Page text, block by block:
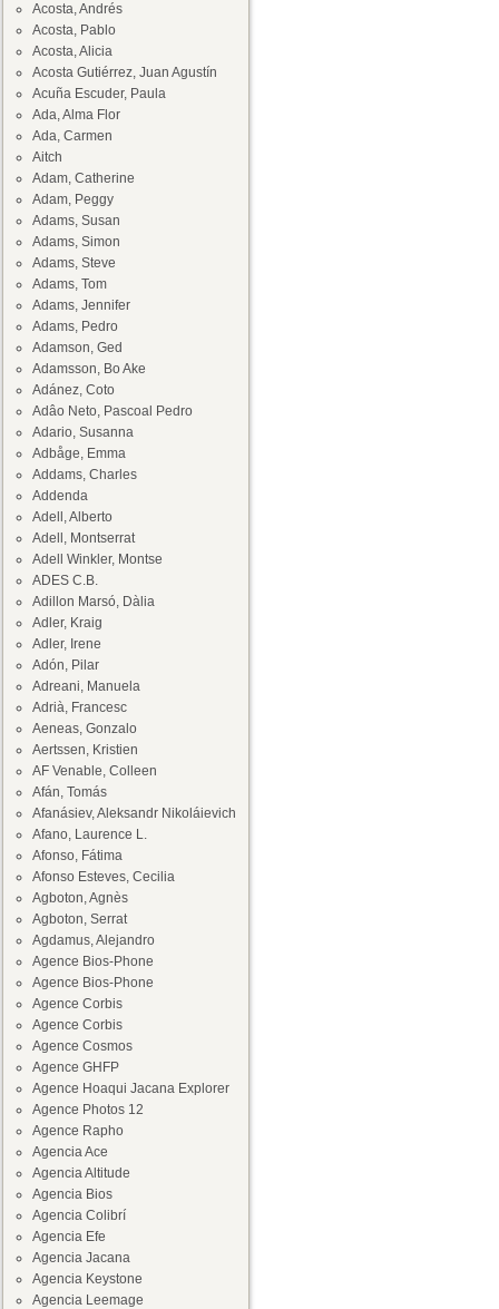
Acosta, Andrés
Acosta, Pablo
Acosta, Alicia
Acosta Gutiérrez, Juan Agustín
Acuña Escuder, Paula
Ada, Alma Flor
Ada, Carmen
Aitch
Adam, Catherine
Adam, Peggy
Adams, Susan
Adams, Simon
Adams, Steve
Adams, Tom
Adams, Jennifer
Adams, Pedro
Adamson, Ged
Adamsson, Bo Ake
Adánez, Coto
Adâo Neto, Pascoal Pedro
Adario, Susanna
Adbåge, Emma
Addams, Charles
Addenda
Adell, Alberto
Adell, Montserrat
Adell Winkler, Montse
ADES C.B.
Adillon Marsó, Dàlia
Adler, Kraig
Adler, Irene
Adón, Pilar
Adreani, Manuela
Adrià, Francesc
Aeneas, Gonzalo
Aertssen, Kristien
AF Venable, Colleen
Afán, Tomás
Afanásiev, Aleksandr Nikoláievich
Afano, Laurence L.
Afonso, Fátima
Afonso Esteves, Cecilia
Agboton, Agnès
Agboton, Serrat
Agdamus, Alejandro
Agence Bios-Phone
Agence Bios-Phone
Agence Corbis
Agence Corbis
Agence Cosmos
Agence GHFP
Agence Hoaqui Jacana Explorer
Agence Photos 12
Agence Rapho
Agencia Ace
Agencia Altitude
Agencia Bios
Agencia Colibrí
Agencia Efe
Agencia Jacana
Agencia Keystone
Agencia Leemage